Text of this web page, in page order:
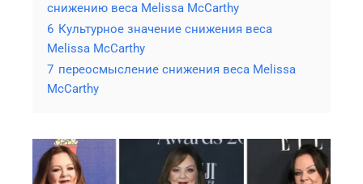
снижению веса Melissa McCarthy
6 Культурное значение снижения веса
Melissa McCarthy
7 переосмысление снижения веса Melissa
McCarthy